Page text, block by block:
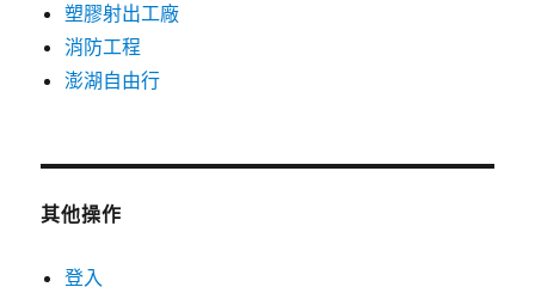
塑膠射出工廠
消防工程
澎湖自由行
其他操作
登入